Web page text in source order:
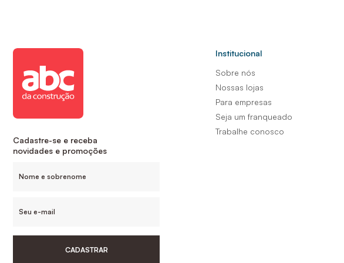
Cadastre-se e receba
novidades e promoções
CADASTRAR
Institucional
Sobre nós
Nossas lojas
Para empresas
Seja um franqueado
Trabalhe conosco